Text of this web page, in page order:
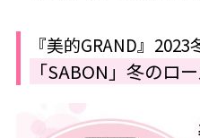
『美的GRAND』
「SABON」冬のロ